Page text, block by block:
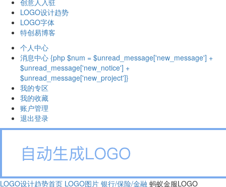
创意人入驻
LOGO设计趋势
LOGO字体
特创易博客
个人中心
消息中心 {php $num = $unread_message['new_message'] +
$unread_message['new_notice'] +
$unread_message['new_project']}
我的专区
我的收藏
账户管理
退出登录
LOGO设计趋势首页 LOGO图片 银行/保险/金融 蚂蚁金服LOGO